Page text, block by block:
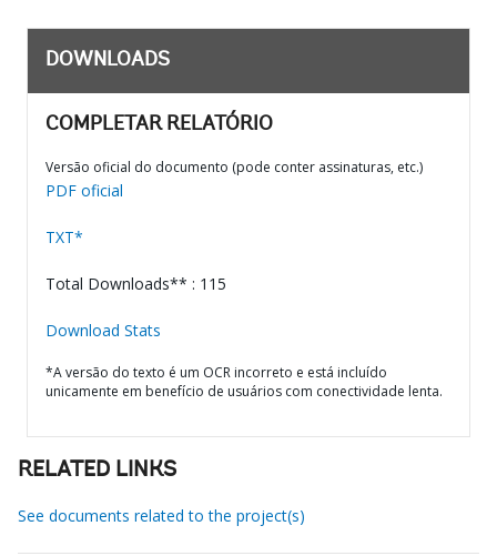
DOWNLOADS
COMPLETAR RELATÓRIO
Versão oficial do documento (pode conter assinaturas, etc.)
PDF oficial
TXT*
Total Downloads** : 115
Download Stats
*A versão do texto é um OCR incorreto e está incluído
unicamente em benefício de usuários com conectividade lenta.
RELATED LINKS
See documents related to the project(s)